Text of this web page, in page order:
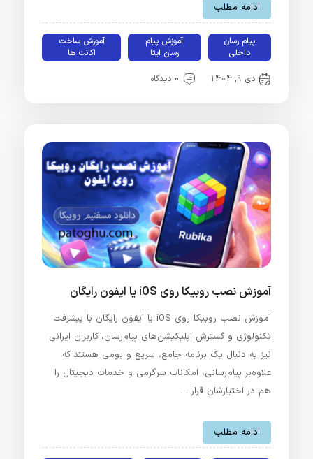
ادامه مطلب
پیام رسان
داخلی
آموزش پیام
رسان ایتا
آموزش ساخت
اکانت ها
دی 9, 1404 0 دیدگاه
آموزش نصب روبیکا روی iOS یا ایفون رایگان
آموزش نصب روبیکا روی iOS یا ایفون رایگان با پیشرفت
تکنولوژی و گسترش اپلیکیشن‌های پیام‌رسان، کاربران ایرانی
نیز به دنبال یک برنامه جامع، سریع و بومی هستند که
علاوه‌بر پیام‌رسانی، امکانات سرگرمی و خدمات دیجیتال را
هم در اختیارشان قرار …
ادامه مطلب